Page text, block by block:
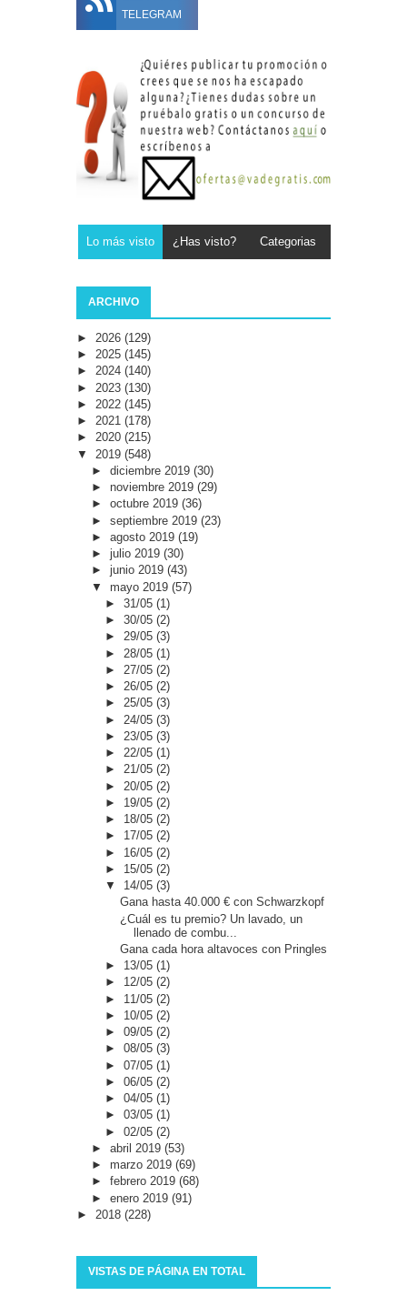
TELEGRAM
Lo más visto ¿Has visto? Categorias
ARCHIVO
► 2026 (129)
► 2025 (145)
► 2024 (140)
► 2023 (130)
► 2022 (145)
► 2021 (178)
► 2020 (215)
▼ 2019 (548)
► diciembre 2019 (30)
► noviembre 2019 (29)
► octubre 2019 (36)
► septiembre 2019 (23)
► agosto 2019 (19)
► julio 2019 (30)
► junio 2019 (43)
▼ mayo 2019 (57)
►31/05(1)
►30/05(2)
►29/05(3)
► 28/05(1)
► 27/05(2)
►26/05(2)
►25/05(3)
► 24/05(3)
► 23/05(3)
►22/05(1)
►21/05(2)
► 20/05(2)
► 19/05(2)
► 18/05(2)
► 17/05(2)
► 16/05(2)
► 15/05(2)
▼ 14/05(3)
Gana hasta 40.000 € con Schwarzkopf
¿Cuál es tu premio? Un lavado, un
llenado de combu...
Gana cada hora altavoces con Pringles
► 13/05(1)
► 12/05(2)
► 11/05(2)
► 10/05(2)
►09/05(2)
►08/05(3)
►07/05(1)
►06/05(2)
►04/05(1)
►03/05(1)
►02/05(2)
► abril 2019 (53)
► marzo 2019 (69)
► febrero 2019 (68)
► enero 2019 (91)
► 2018 (228)
VISTAS DE PÁGINA EN TOTAL